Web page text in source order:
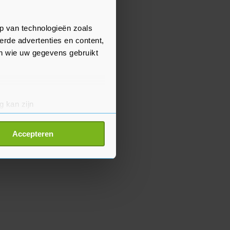
van technologieën zoals
advertenties en content,
wie uw gegevens gebruikt
kan zijn
detailgedeelte
Accepteren